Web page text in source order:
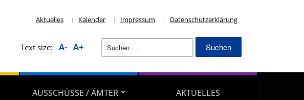
Aktuelles Kalender Impressum Datenschutzerklärung
Text size: A- A+
Suchen
nach:
AUSSCHÜSSE / ÄMTER AKTUELLES